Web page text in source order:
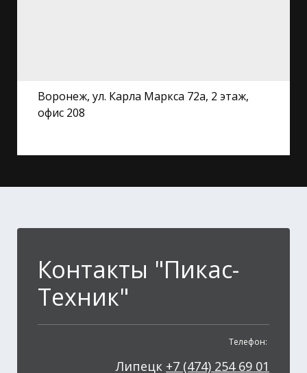
Воронеж, ул. Карла Маркса 72а, 2 этаж,
офис 208
Контакты "Пикас-
Техник"
Телефон:
Липецк +7 (474) 254 69 01